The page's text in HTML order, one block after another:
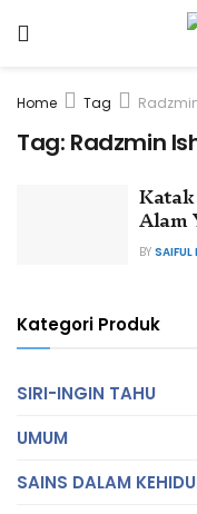
Home Tag
Tag: Radzmin
Alam
BY SAIFUL
Kategori Produk
SIRI-INGIN TAHU
UMUM
SAINS DALAM